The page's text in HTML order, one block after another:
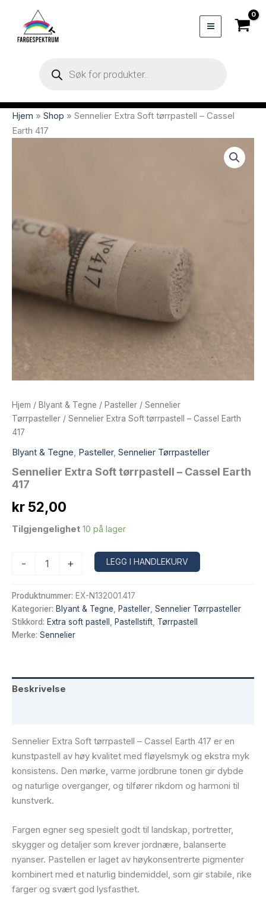
search
Hjem » Shop » Sennelier Extra Soft tørrpastell – Cassel
Earth 417
Hjem / Blyant & Tegne / Pasteller / Sennelier
Tørrpasteller / Sennelier Extra Soft tørrpastell – Cassel Earth
417
Blyant & Tegne, Pasteller, Sennelier Tørrpasteller
Sennelier Extra Soft tørrpastell – Cassel Earth
417
kr 52,00
Tilgjengelighet 10 på lager
-
tørrpastell
–
Cassel
Earth
417
+ LEGG I HANDLEKURV
Produktnummer: EX-N132001.417
Kategorier: Blyant & Tegne Pasteller Sennelier Tørrpasteller
Stikkord: Extra soft pastell Pastellstift Tørrpastell
Merke: Sennelier
Beskrivelse
Sennelier Extra Soft tørrpastell – Cassel Earth 417 er en
kunstpastell av høy kvalitet med fløyelsmyk og ekstra myk
konsistens. Den mørke, varme jordbrune tonen gir dybde
og naturlige overganger, og tilfører rikdom og harmoni til
kunstverk.
Fargen egner seg spesielt godt til landskap, portretter,
skygger og detaljer som krever jordnære, balanserte
nyanser. Pastellen er laget av høykonsentrerte pigmenter
kombinert med et naturlig bindemiddel, som gir stabile, rike
farger og svært god lysfasthet.